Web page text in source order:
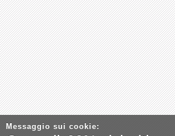
Messaggio sui cookie: